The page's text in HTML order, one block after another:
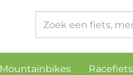
Mountainbikes